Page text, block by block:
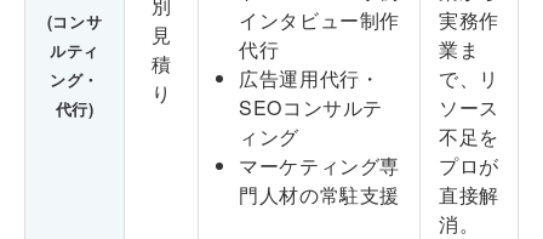
(コンサ
ルティ
ング・
代行)
見
積
り
インタビュー制作
代行
広告運用代行・
SEOコンサルテ
ィング
マーケティング専
門人材の常駐支援
実務作
業ま
で、リ
ソース
不足を
プロが
直接解
消。